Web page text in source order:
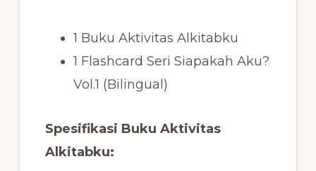
1 Buku Aktivitas Alkitabku
1 Flashcard Seri Siapakah Aku?
Vol.1 (Bilingual)
Spesifikasi Buku Aktivitas
Alkitabku: